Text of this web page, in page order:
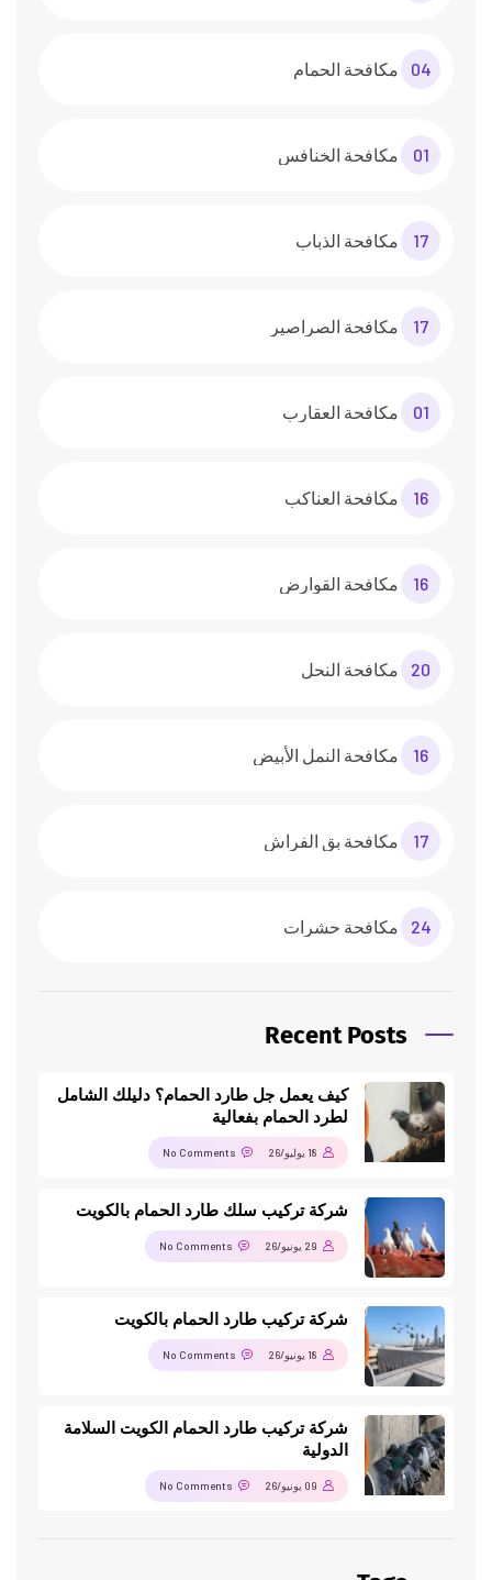
مكافحة الحمام 04
مكافحة الخنافس 01
مكافحة الذباب 17
مكافحة الصراصير 17
مكافحة العقارب 01
مكافحة العناكب 16
مكافحة القوارض 16
مكافحة النحل 20
مكافحة النمل الأبيض 16
مكافحة بق الفراش 17
مكافحة حشرات 24
Recent Posts
كيف يعمل جل طارد الحمام؟ دليلك الشامل
لطرد الحمام بفعالية
18 يوليو/26 No Comments
شركة تركيب سلك طارد الحمام بالكويت
29 يونيو/26 No Comments
شركة تركيب طارد الحمام بالكويت
18 يونيو/26 No Comments
شركة تركيب طارد الحمام الكويت السلامة
الدولية
09 يونيو/26 No Comments